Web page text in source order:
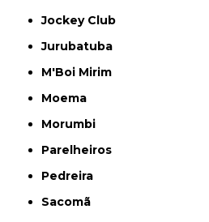
Jockey Club
Jurubatuba
M'Boi Mirim
Moema
Morumbi
Parelheiros
Pedreira
Sacomã